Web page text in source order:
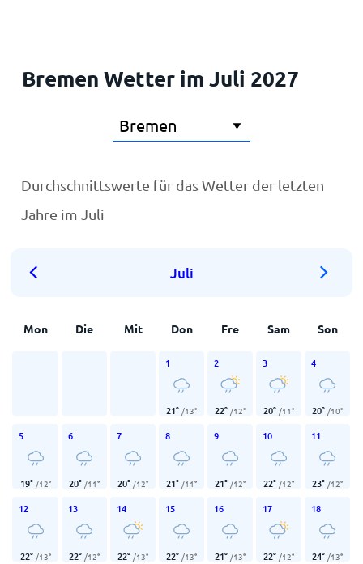
Bremen Wetter im Juli 2027
Durchschnittswerte für das Wetter der letzten
Jahre im Juli
Juli
Mon Die Mit Don Fre Sam Son
1
21° /13°
2
22° /12°
3
20° /11°
4
20° /10°
5
19° /12°
6
20° /11°
7
20° /12°
8
21° /11°
9
21° /12°
10
22° /12°
11
23° /12°
12
22° /13°
13
22° /12°
14
22° /13°
15
22° /13°
16
21° /13°
17
22° /12°
18
24° /13°